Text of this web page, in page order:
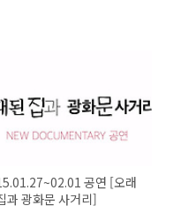
공연 [오래
과 광화문 사거리]